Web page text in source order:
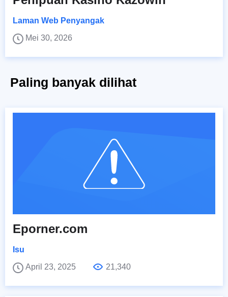
Laman Web Penyangak
Mei 30, 2026
Paling banyak dilihat
Eporner.com
Isu
April 23, 2025
21,340